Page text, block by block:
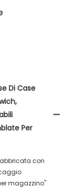
Di Case
Per
con
magazzino"